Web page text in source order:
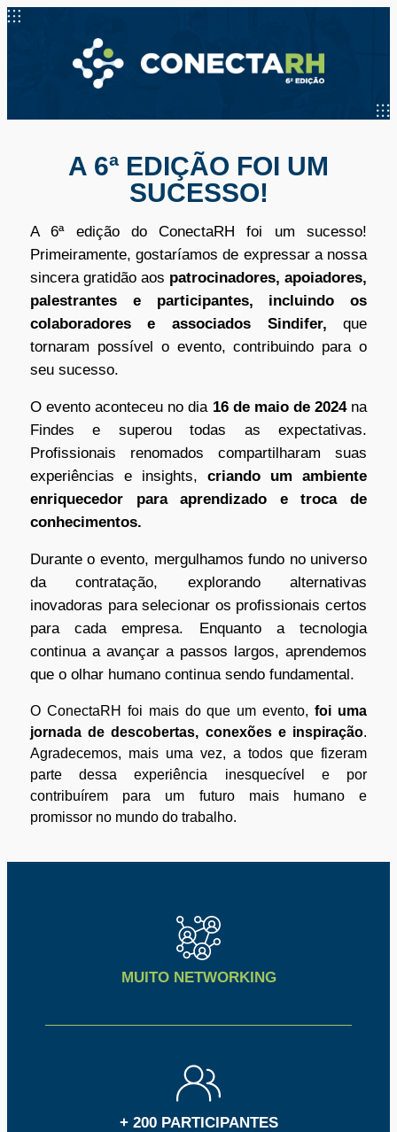
A 6ª EDIÇÃO FOI UM
SUCESSO!
A 6ª edição do ConectaRH foi um sucesso!
Primeiramente, gostaríamos de expressar a nossa
sincera gratidão aos patrocinadores, apoiadores,
palestrantes e participantes, incluindo os
colaboradores e associados Sindifer, que
tornaram possível o evento, contribuindo para o
seu sucesso.
O evento aconteceu no dia 16 de maio de 2024na
Findes e superou todas as expectativas.
Profissionais renomados compartilharam suas
experiências e insights,criando um ambiente
enriquecedor para aprendizado e troca de
conhecimentos.
Durante o evento, mergulhamos fundo no universo
da contratação, explorando alternativas
inovadoras para selecionar os profissionais certos
para cada empresa. Enquanto a tecnologia
continua a avançar a passos largos, aprendemos
que o olhar humano continua sendo fundamental.
O ConectaRH foi mais do que um evento, foi uma
jornada de descobertas, conexões e inspiração.
Agradecemos, mais uma vez, a todos que fizeram
parte dessa experiência inesquecível e por
contribuírem para um futuro mais humano e
promissor no mundo do trabalho.
MUITO NETWORKING
+ 200 PARTICIPANTES